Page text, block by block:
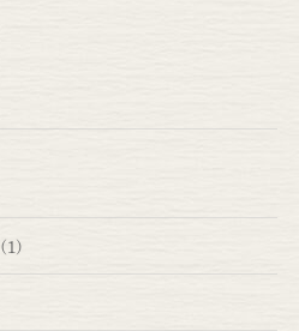
(1)